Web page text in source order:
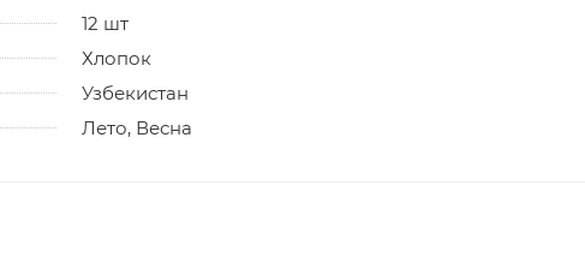
12 шт
Хлопок
Узбекистан
Лето, Весна